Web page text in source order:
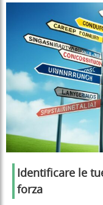
Identificare le
forza